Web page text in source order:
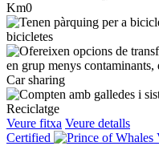
Km0
bicicletes
Car sharing
Reciclatge
Veure fitxa Veure detalls
Certified